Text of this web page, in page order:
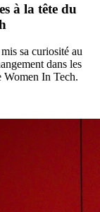
à la tête du
sa curiosité au
dans les
Women In Tech.